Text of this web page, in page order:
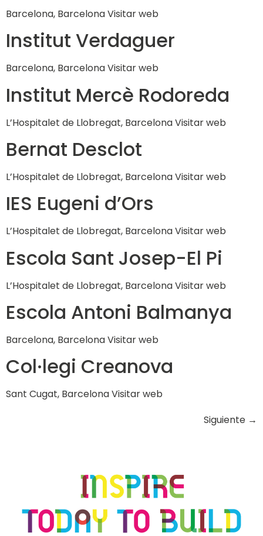
Barcelona, Barcelona Visitar web
Institut Verdaguer
Barcelona, Barcelona Visitar web
Institut Mercè Rodoreda
L’Hospitalet de Llobregat, Barcelona Visitar web
Bernat Desclot
L’Hospitalet de Llobregat, Barcelona Visitar web
IES Eugeni d’Ors
L’Hospitalet de Llobregat, Barcelona Visitar web
Escola Sant Josep-El Pi
L’Hospitalet de Llobregat, Barcelona Visitar web
Escola Antoni Balmanya
Barcelona, Barcelona Visitar web
Col·legi Creanova
Sant Cugat, Barcelona Visitar web
Siguiente →